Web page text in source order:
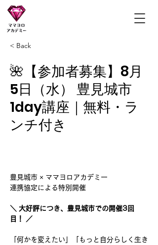
< Back
🌺【参加者募集】8月
5日（水） 豊見城市
1day講座｜無料・ラ
ンチ付き
豊見城市 × ママヨロアカデミー
連携協定による特別開催
＼ 大好評につき、豊見城市での開催3回
目！ ／
「何かを変えたい」「もっと自分らしく生き